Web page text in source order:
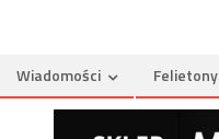
Wiadomości Felietony